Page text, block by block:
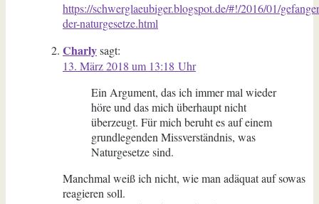
https://schwerglaeubiger.blogspot.de/#!/2016/01/
der-naturgesetze.html
Charlysagt:
13. März 2018 um 13:18 Uhr
Ein Argument, das ich immer mal wieder
höre und das mich überhaupt nicht
überzeugt. Für mich beruht es auf einem
grundlegenden Missverständnis, was
Naturgesetze sind.
Manchmal weiß ich nicht, wie man adäquat auf sowas
reagieren soll.